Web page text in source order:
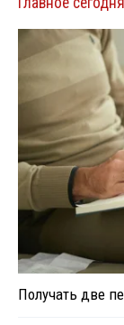
Получать две